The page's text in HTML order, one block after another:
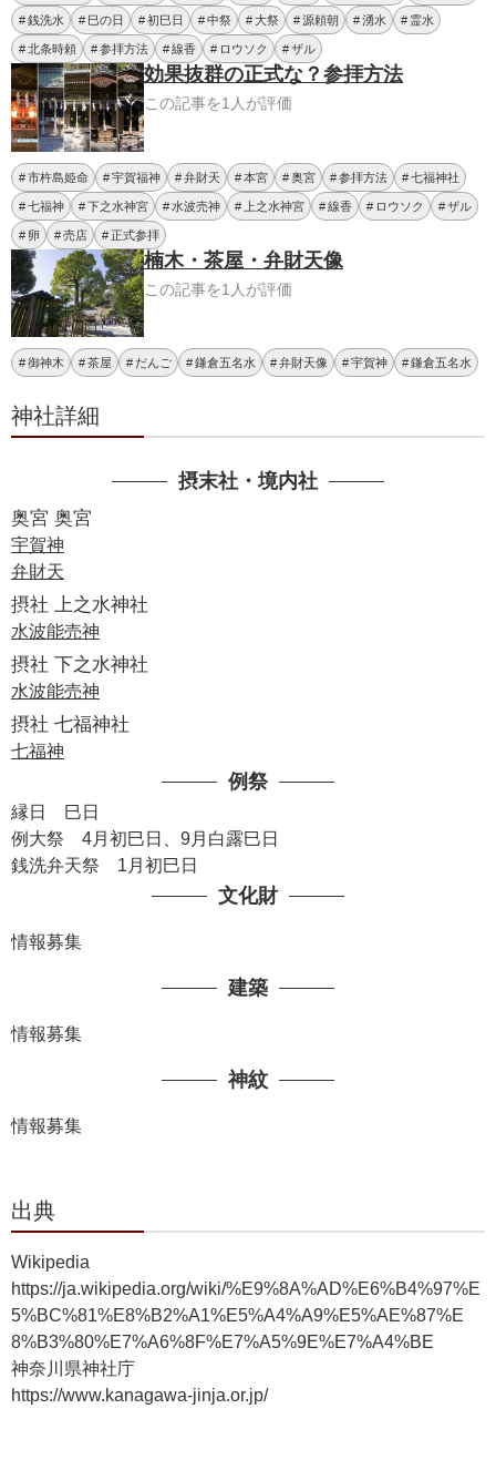
銭洗水 巳の日 初巳日 中祭 大祭 源頼朝 湧水 霊水
北条時頼 参拝方法 線香 ロウソク ザル
効果抜群の正式な？参拝方法
この記事を1人が評価
市杵島姫命 宇賀福神 弁財天 本宮 奥宮 参拝方法 七福神社
七福神 下之水神宮 水波売神 上之水神宮 線香 ロウソク ザル
卵 売店 正式参拝
楠木・茶屋・弁財天像
この記事を1人が評価
御神木 茶屋 だんご 鎌倉五名水 弁財天像 宇賀神 鎌倉五名水
神社詳細
摂末社・境内社
奥宮 奥宮
宇賀神
弁財天
摂社 上之水神社
水波能売神
摂社 下之水神社
水波能売神
摂社 七福神社
七福神
例祭
縁日 巳日
例大祭 4月初巳日、9月白露巳日
銭洗弁天祭 1月初巳日
文化財
情報募集
建築
情報募集
神紋
情報募集
出典
Wikipedia
https://ja.wikipedia.org/wiki/%E9%8A%AD%E6%B4%97%E
5%BC%81%E8%B2%A1%E5%A4%A9%E5%AE%87%E
8%B3%80%E7%A6%8F%E7%A5%9E%E7%A4%BE
神奈川県神社庁
https://www.kanagawa-jinja.or.jp/